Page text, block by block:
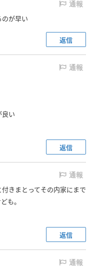
通報
が早い
返信
通報
い
返信
通報
きまとってその内家にまで
も。
返信
通報